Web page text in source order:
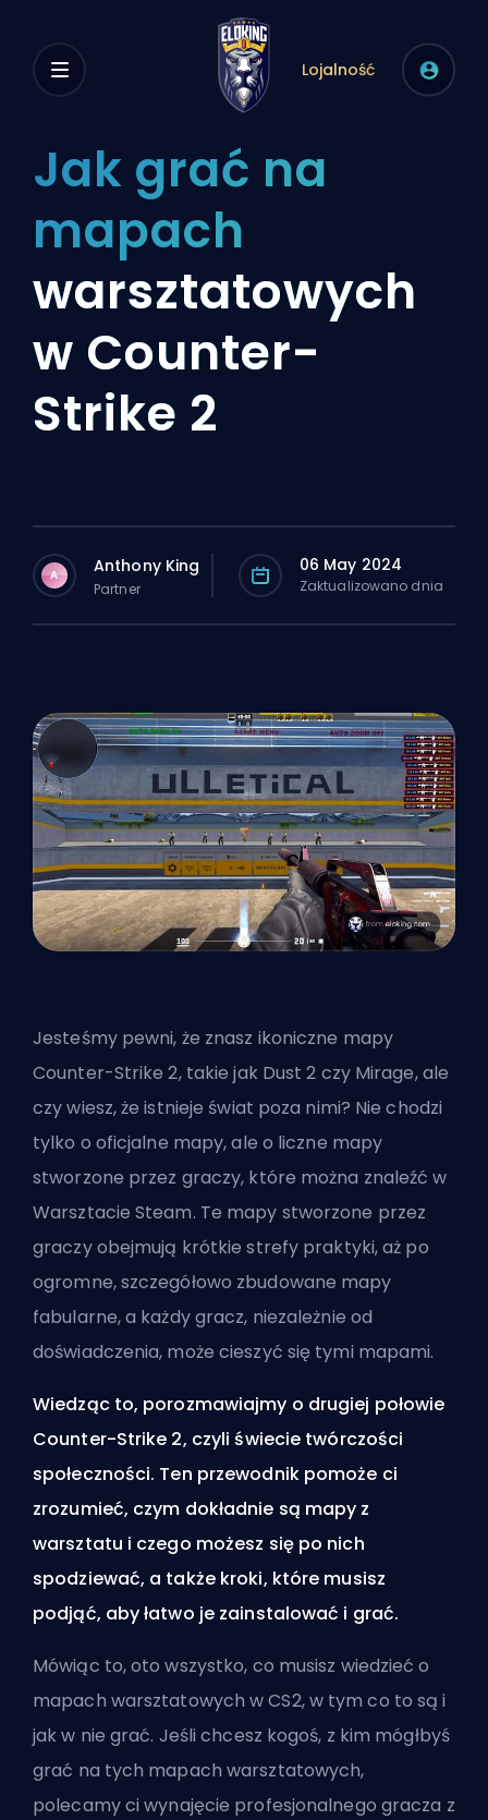
Lojalność
Jak grać na
mapach
warsztatowych
w Counter-
Strike 2
A Anthony King
Partner
06 May 2024
Zaktualizowano dnia
Jesteśmy pewni, że znasz ikoniczne mapy
Counter-Strike 2, takie jak Dust 2 czy Mirage, ale
czy wiesz, że istnieje świat poza nimi? Nie chodzi
tylko o oficjalne mapy, ale o liczne mapy
stworzone przez graczy, które można znaleźć w
Warsztacie Steam. Te mapy stworzone przez
graczy obejmują krótkie strefy praktyki, aż po
ogromne, szczegółowo zbudowane mapy
fabularne, a każdy gracz, niezależnie od
doświadczenia, może cieszyć się tymi mapami.
Wiedząc to, porozmawiajmy o drugiej połowie
Counter-Strike 2, czyli świecie twórczości
społeczności. Ten przewodnik pomoże ci
zrozumieć, czym dokładnie są mapy z
warsztatu i czego możesz się po nich
spodziewać, a także kroki, które musisz
podjąć, aby łatwo je zainstalować i grać.
Mówiąc to, oto wszystko, co musisz wiedzieć o
mapach warsztatowych w CS2, w tym co to są i
jak w nie grać. Jeśli chcesz kogoś, z kim mógłbyś
grać na tych mapach warsztatowych,
polecamy ciwynajęcie profesjonalnego gracza z